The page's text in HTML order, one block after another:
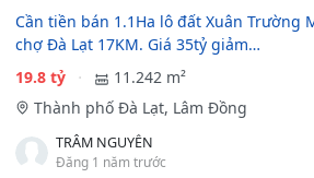
Cần tiền bán 1.1Ha lô đất Xuân Trường
chợ Đà Lạt 17KM. Giá 35tỷ giảm…
19.8 tỷ
11.242 m²
Thành phố Đà Lạt, Lâm Đồng
TRÂM NGUYỄN
Đăng 1 năm trước